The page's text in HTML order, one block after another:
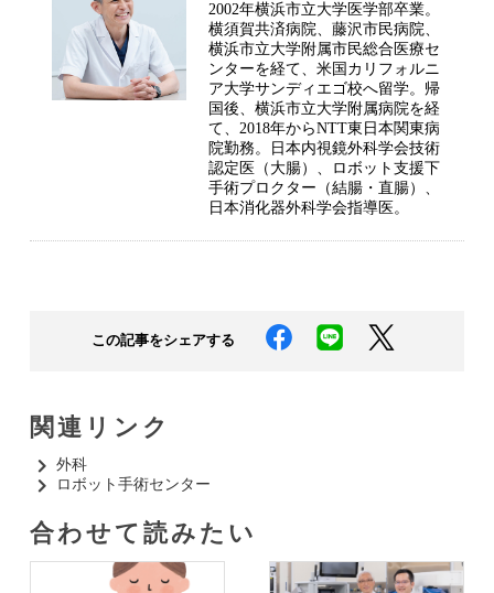
2002年横浜市立大学医学部卒業。
横須賀共済病院、藤沢市民病院、
横浜市立大学附属市民総合医療セ
ンターを経て、米国カリフォルニ
ア大学サンディエゴ校へ留学。帰
国後、横浜市立大学附属病院を経
て、2018年からNTT東日本関東病
院勤務。日本内視鏡外科学会技術
認定医（大腸）、ロボット支援下
手術プロクター（結腸・直腸）、
日本消化器外科学会指導医。
この記事をシェアする
関連リンク
外科​
ロボット手術センター​
合わせて読みたい​